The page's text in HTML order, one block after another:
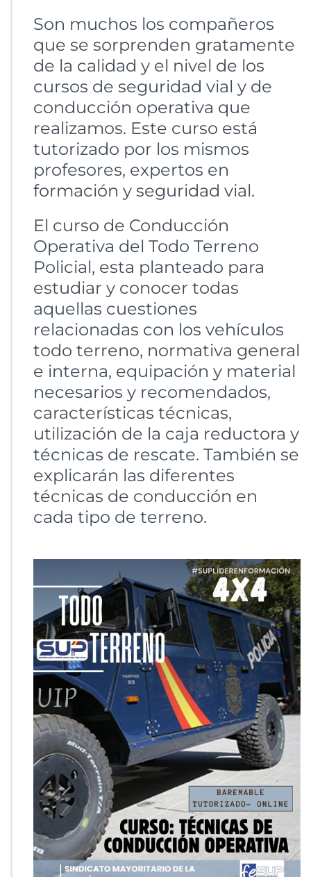
Son muchos los compañeros
que se sorprenden gratamente
de la calidad y el nivel de los
cursos de seguridad vial y de
conducción operativa que
realizamos. Este curso está
tutorizado por los mismos
profesores, expertos en
formación y seguridad vial.
El curso de Conducción
Operativa del Todo Terreno
Policial, esta planteado para
estudiar y conocer todas
aquellas cuestiones
relacionadas con los vehículos
todo terreno, normativa general
e interna, equipación y material
necesarios y recomendados,
características técnicas,
utilización de la caja reductora y
técnicas de rescate. También se
explicarán las diferentes
técnicas de conducción en
cada tipo de terreno.